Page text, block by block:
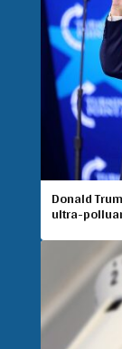
Donald
ultra-